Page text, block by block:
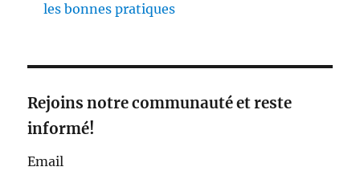
les bonnes pratiques
Rejoins notre communauté et reste
informé!
Email